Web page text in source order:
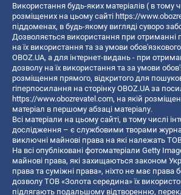
Використання будь-яких матеріалів ( в тому
розміщених на цьому сайті https://
піддоменах, в будь-якому вигляді суворо
Дозволяється використання при отриманні
на їх використання та за умови
OBOZ.UA, а для інтернет-видань - при
дозволу на їх використання та за умови
розміщення прямого, відкритого для
гіперпосилання на сторінку OBOZ.UA за
https://www.obozrevatel.com, на якій
матеріал в першому абзаці матеріалу.
Всі матеріали на цьому сайті, в тому числі
дослідження – є службовими творами
виключні майнові права на які належать
На всі опубліковані фотоматеріали Getty
майнові права, які захищаються законом
права та суміжні права», ніхто не має права
дозволу ТОВ «Золота середина» їх
підлягають подальшому відтворенню,